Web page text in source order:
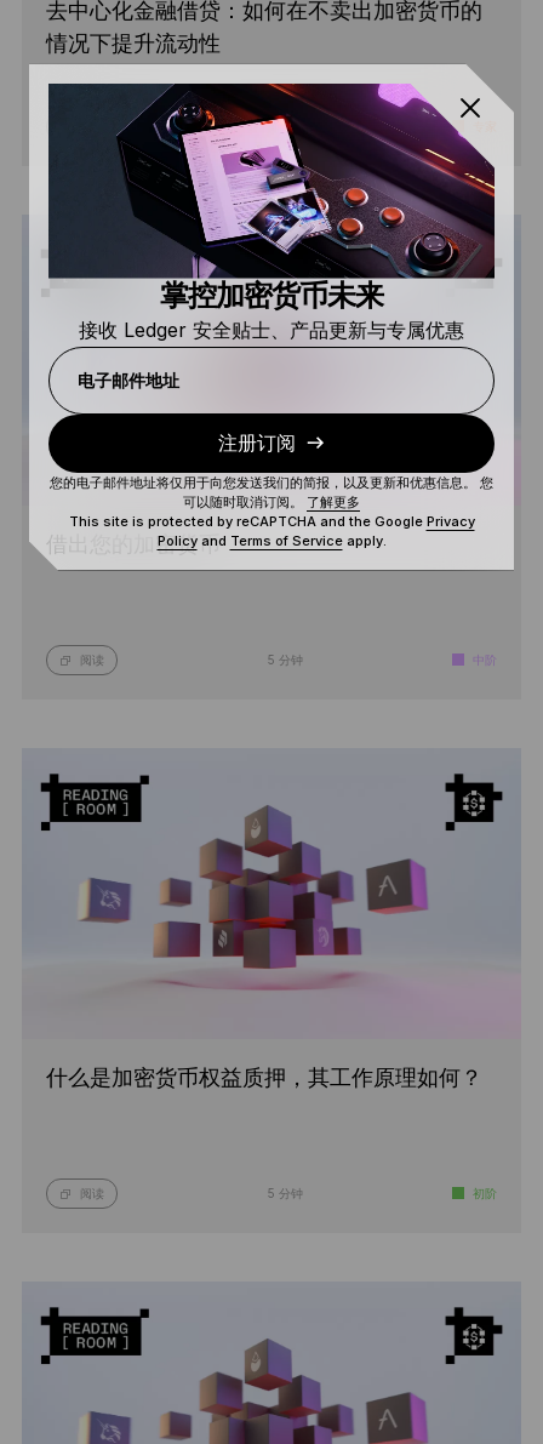
去中心化金融借贷：如何在不卖出加密货币的
情况下提升流动性
4 分钟
借出您的加密货币
阅读 5 分钟 中阶
什么是加密货币权益质押，其工作原理如何？
阅读 5 分钟 初阶
掌控加密货币未来
接收 Ledger 安全贴士、产品更新与专属优惠
电子邮件地址
注册订阅
您的电子邮件地址将仅用于向您发送我们的简报，以及更新和优惠信息。 您
可以随时取消订阅。 了解更多
This site is protected by reCAPTCHA and the Google Privacy
Policyand Terms of Serviceapply.